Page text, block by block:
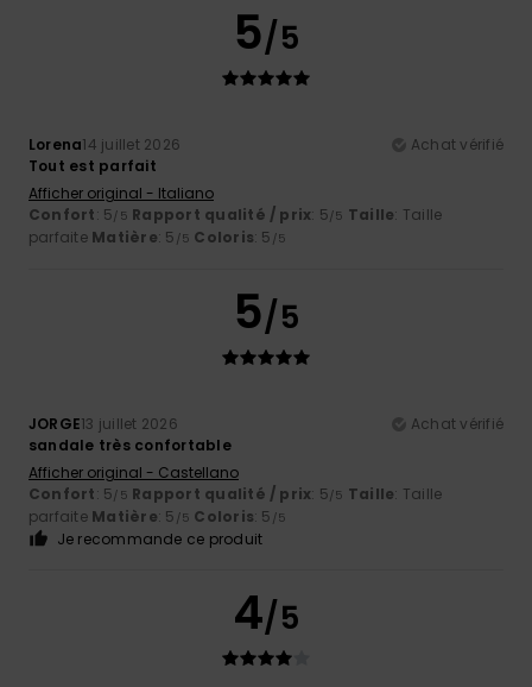
5/5
Lorena14 juillet 2026
Achat vérifié
Tout est parfait
Afficher original - Italiano
Confort: 5/5 Rapport qualité / prix: 5/5 Taille: Taille
parfaite Matière: 5 /5 Coloris: 5 /5
5/5
JORGE13 juillet 2026
Achat vérifié
sandale très confortable
Afficher original - Castellano
Confort: 5/5 Rapport qualité / prix: 5/5 Taille: Taille
parfaite Matière: 5 /5 Coloris: 5 /5
Je recommande ce produit
4/5